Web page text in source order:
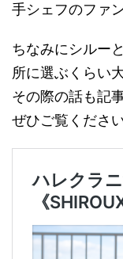
手シェフのファ
ちなみにシルー
所に選ぶくらい
その際の話も記
ぜひご覧ください